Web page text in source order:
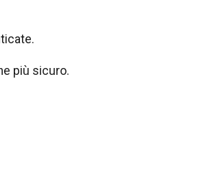
più sicuro.